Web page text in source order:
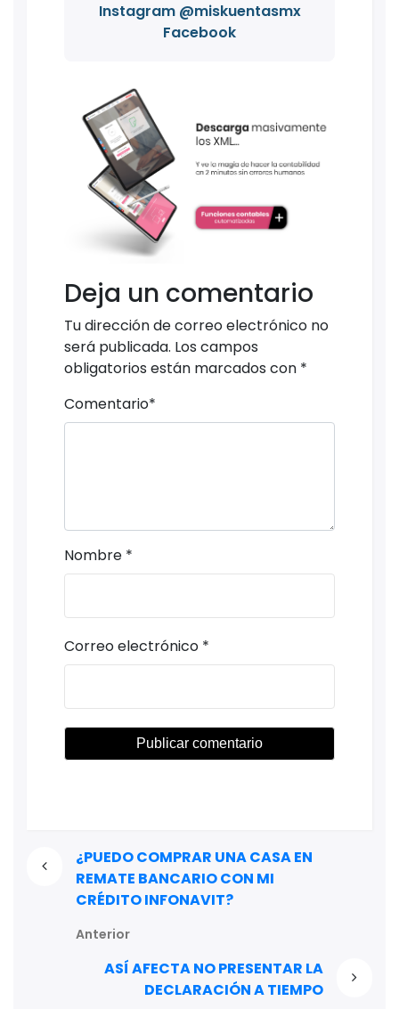
Instagram @miskuentasmx
Facebook
Deja un comentario
Tu dirección de correo electrónico no
será publicada. Los campos
obligatorios están marcados con *
Comentario*
Nombre *
Correo electrónico *
¿PUEDO COMPRAR UNA CASA EN
REMATE BANCARIO CON MI
CRÉDITO INFONAVIT?
Anterior
ASÍ AFECTA NO PRESENTAR LA
DECLARACIÓN A TIEMPO